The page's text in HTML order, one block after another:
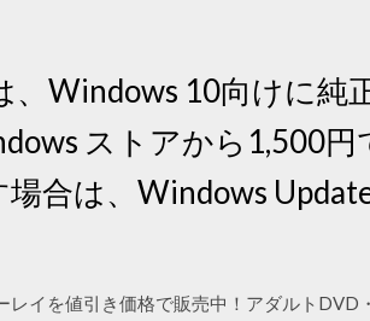
Windows 10向けに純
ストアから1,500円
合は、Windows
レイを値引き価格で販売中！アダルトDVD